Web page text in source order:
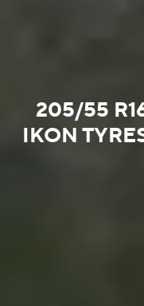
205/55
IKON